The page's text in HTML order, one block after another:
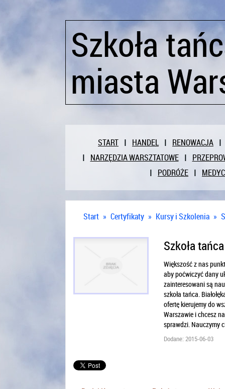
Szkoła
miasta
START HANDEL
RENOWACJA
NARZĘDZIA WARSZTATOWE
PODRÓŻE
Start » Certyfikaty » Kursy i Szkolenia »
Szkoła
Większość z nas
aby poćwiczyć dany
zainteresowani są
szkoła tańca.
ofertę kierujemy do
Warszawie i chcesz
sprawdzi. Nauczymy
Dodane: 2015-06-03